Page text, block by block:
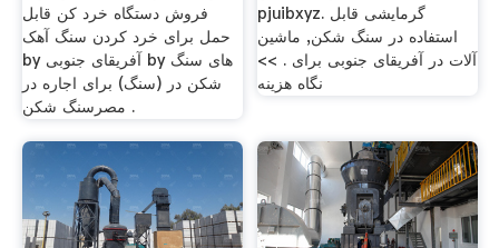
فروش دستگاه خرد کن قابل
حمل برای خرد کردن سنگ آهک
by آفریقای جنوبی by های سنگ
شکن در (سنگ) برای اجاره در
مصرسنگ شکن .
pjuibxyz. گرمايشی قابل
استفاده در سنگ شکن, ماشین
آلات در آفریقای جنوبی برای . >>
نگاه هزینه